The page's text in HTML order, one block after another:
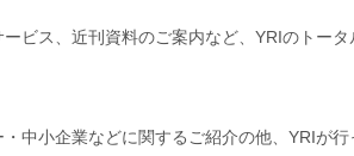
ビス、近刊資料のご案内など、YRIのトータ
中小企業などに関するご紹介の他、YRIが